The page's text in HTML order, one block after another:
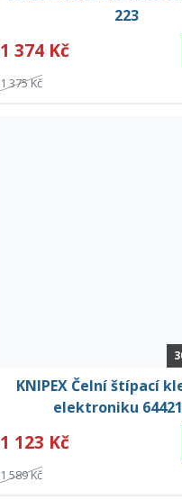
223
1 374 Kč
1 375 Kč
KNIPEX Čelní štípací
elektroniku
1 123 Kč
1 589 Kč